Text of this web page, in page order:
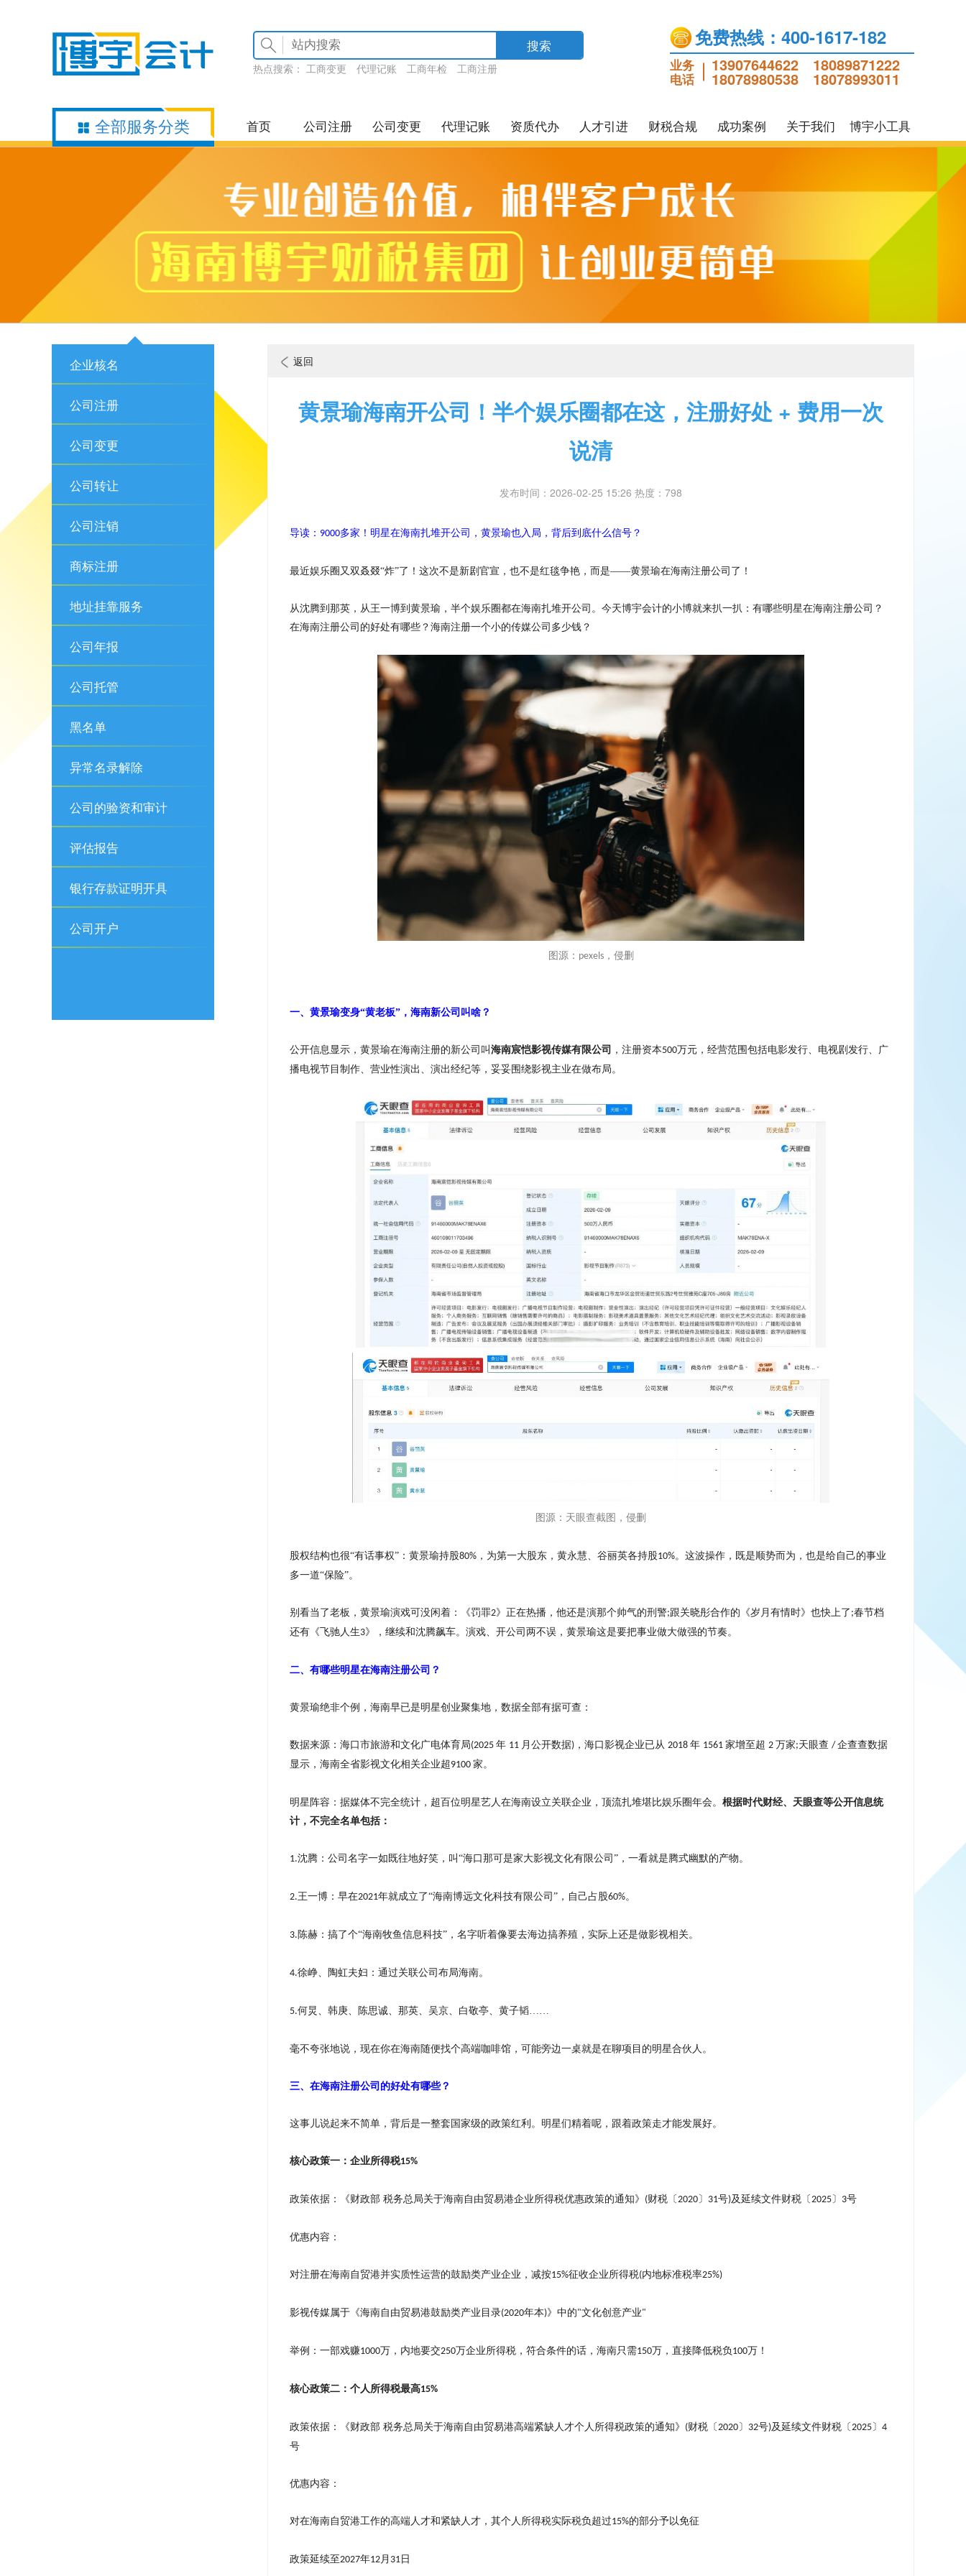
搜索
热点搜索： 工商变更 代理记账 工商年检 工商注册
免费热线：400-1617-182
业务
电话
13907644622 18089871222
18078980538 18078993011
全部服务分类 首页 公司注册 公司变更 代理记账 资质代办 人才引进 财税合规 成功案例 关于我们 博宇小工具
企业核名
公司注册
公司变更
公司转让
公司注销
商标注册
地址挂靠服务
公司年报
公司托管
黑名单
异常名录解除
公司的验资和审计
评估报告
银行存款证明开具
公司开户
返回
黄景瑜海南开公司！半个娱乐圈都在这，注册好处 + 费用一次
说清
发布时间：2026-02-25 15:26 热度：798
导读： 9000多家 ！ 明星在海南扎堆开公司，黄景瑜也入局，背后到底什么信号 ？
最近娱乐圈又双叒叕“炸”了 ！ 这次不是新剧官宣，也不是红毯争艳，而是——黄景瑜在海南注册公司了 ！
从沈腾到那英，从王一博到黄景瑜，半个娱乐圈都在海南扎堆开公司。今天博宇会计的小博就来扒一扒：有哪些明星在海南注册公司 ？
在海南注册公司的好处有哪些 ？ 海南注册一个小的传媒公司多少钱 ？
图源： pexels，侵删
一、黄景瑜变身“黄老板”，海南新公司叫啥 ？
公开信息显示，黄景瑜在海南注册的新公司叫 海南宸恺影视传媒有限公司 ，注册资本500万元，经营范围包括电影发行、电视剧发行、广
播电视节目制作、营业性演出、演出经纪等，妥妥围绕影视主业在做布局。
图源：天眼查截图，侵删
股权结构也很“有话事权”：黄景瑜持股80% ，为第一大股东，黄永慧、谷丽英各持股10%。这波操作，既是顺势而为，也是给自己的事业
多一道“保险”。
别看当了老板，黄景瑜演戏可没闲着：《罚罪2》正在热播，他还是演那个帅气的刑警;跟关晓彤合作的《岁月有情时》也快上了 ;春节档
还有《飞驰人生3》，继续和沈腾飙车。演戏、开公司两不误，黄景瑜这是要把事业做大做强的节奏。
二、有哪些明星在海南注册公司 ？
黄景瑜绝非个例，海南早已是明星创业聚集地，数据全部有据可查：
数据来源：海口市旅游和文化广电体育局(2025 年 11 月公开数据) ，海口影视企业已从 2018 年 1561 家增至超 2 万家;天眼查 / 企查查数据
显示，海南全省影视文化相关企业超 9100 家。
明星阵容：据媒体不完全统计，超百位明星艺人在海南设立关联企业，顶流扎堆堪比娱乐圈年会。 根据时代财经、天眼查等公开信息统
计，不完全名单包括：
1.沈腾：公司名字一如既往地好笑，叫“海口那可是家大影视文化有限公司”，一看就是腾式幽默的产物。
2.王一博：早在2021年就成立了“海南博远文化科技有限公司”，自己占股60%。
3. 陈赫：搞了个“海南牧鱼信息科技”，名字听着像要去海边搞养殖，实际上还是做影视相关。
4.徐峥、陶虹夫妇：通过关联公司布局海南。
5.何炅、韩庚、陈思诚、那英、吴京、白敬亭、黄子韬……
毫不夸张地说，现在你在海南随便找个高端咖啡馆，可能旁边一桌就是在聊项目的明星合伙人。
三、在海南注册公司的好处有哪些？
这事儿说起来不简单，背后是一整套国家级的政策红利。明星们精着呢，跟着政策走才能发展好。
核心政策一：企业所得税15%
政策依据：《财政部 税务总局关于海南自由贸易港企业所得税优惠政策的通知》 (财税〔 2020 〕 31号)及延续文件财税〔 2025 〕 3号
优惠内容：
对注册在海南自贸港并实质性运营的鼓励类产业企业，减按15%征收企业所得税(内地标准税率25%)
影视传媒属于《海南自由贸易港鼓励类产业目录(2020年本)》中的"文化创意产业"
举例：一部戏赚1000万，内地要交250万企业所得税，符合条件的话，海南只需150万，直接降低税负 100万 ！
核心政策二：个人所得税最高15%
政策依据：《财政部 税务总局关于海南自由贸易港高端紧缺人才个人所得税政策的通知》 (财税〔 2020 〕 32号)及延续文件财税〔 2025 〕 4
号
优惠内容：
对在海南自贸港工作的高端人才和紧缺人才，其个人所得税实际税负超过15%的部分予以免征
政策延续至2027年12月 31 日